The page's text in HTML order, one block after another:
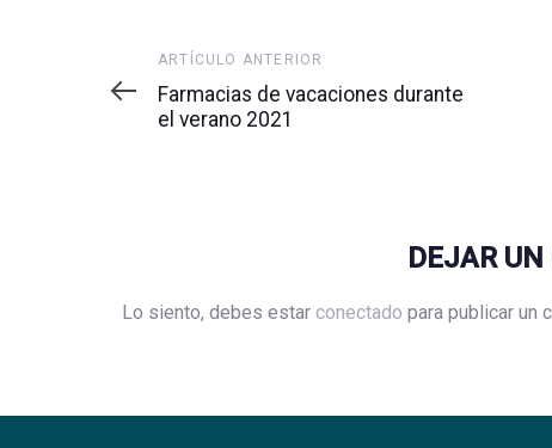
Artículo
anterior
ARTÍCULO ANTERIOR
Farmacias de vacaciones durante
el verano 2021
DEJAR
Lo siento, debes estar conectado para publicar un